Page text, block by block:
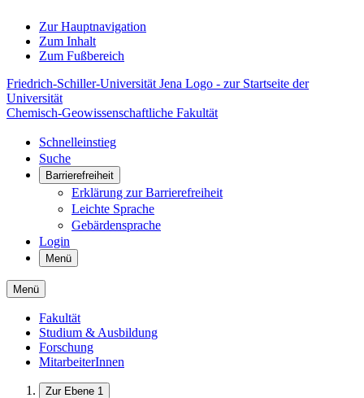
Zur Hauptnavigation
Zum Inhalt
Zum Fußbereich
Friedrich-Schiller-Universität Jena Logo - zur Startseite der
Universität
Chemisch-Geowissenschaftliche Fakultät
Schnelleinstieg
Suche
Barrierefreiheit
Erklärung zur Barrierefreiheit
Leichte Sprache
Gebärdensprache
Login
Menü
Menü
Fakultät
Studium & Ausbildung
Forschung
MitarbeiterInnen
Zur Ebene 1